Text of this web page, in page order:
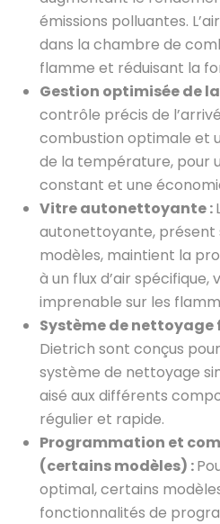
émissions polluantes.
dans la chambre de
flamme et réduisant la
Gestion optimisée de
contrôle précis de
combustion optimale et
de la température, pour
constant et une
Vitre autonettoyante :
autonettoyante, présent
modèles, maintient la
à un flux d’air
imprenable sur les
Système de nettoyage
Dietrich sont conçus
système de nettoyage
aisé aux différents
régulier et rapide.
Programmation et
(certains modèles) :
optimal, certains
fonctionnalités de